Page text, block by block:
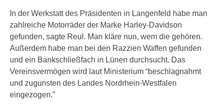
In der Werkstatt des Präsidenten in Langenfeld habe man
zahlreiche Motorräder der Marke Harley-Davidson
gefunden, sagte Reul. Man kläre nun, wem die gehören.
Außerdem habe man bei den Razzien Waffen gefunden
und ein Bankschließfach in Lünen durchsucht. Das
Vereinsvermögen wird laut Ministerium “beschlagnahmt
und zugunsten des Landes Nordrhein-Westfalen
eingezogen.”